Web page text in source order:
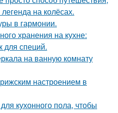
на колёсах.
в гармонии.
хранения на кухне:
для специй.
на ванную комнату
настроением в
кухонного пола, чтобы